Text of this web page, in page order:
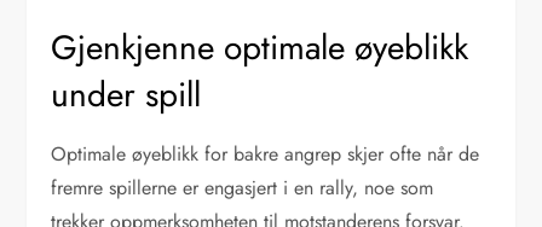
Gjenkjenne optimale øyeblikk
under spill
Optimale øyeblikk for bakre angrep skjer ofte når de
fremre spillerne er engasjert i en rally, noe som
trekker oppmerksomheten til motstanderens forsvar.